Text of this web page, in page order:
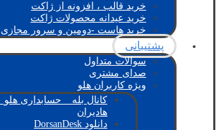
خرید قالب ، افزونه از ژاکت
خرید عیدانه محصولات ژاکت
خرید هاست -دومین و سرور مجازی
پشتیبانی
سوالات متداول
صدای مشتری
ویژه کاربران هلو
کانال بله _ حسابداری هلو_
هادیران
دانلود DorsanDesk